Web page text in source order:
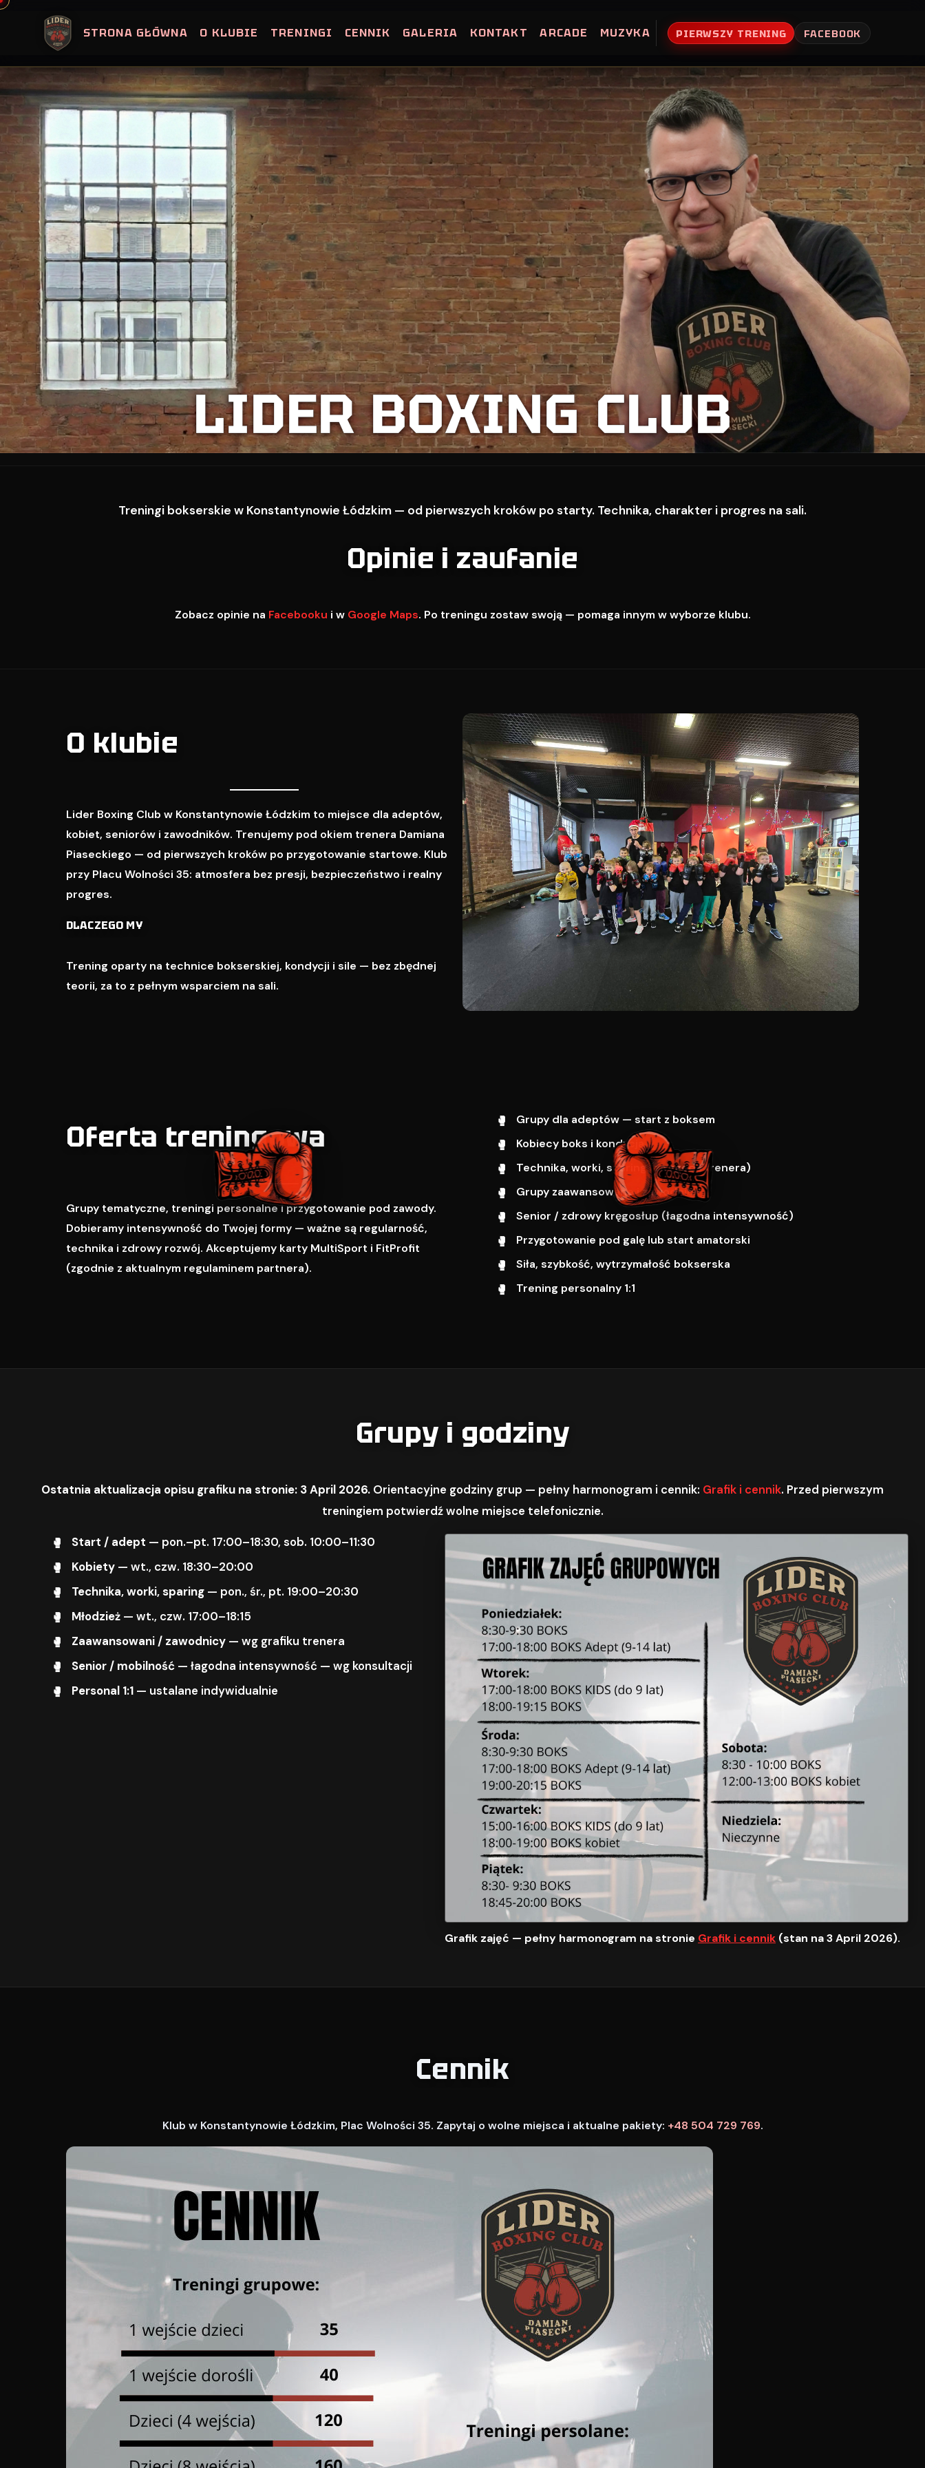
Skip
STRONA GŁÓWNA O KLUBIE TRENINGI CENNIK GALERIA KONTAKT ARCADE MUZYKA PIERWSZY TRENING FACEBOOK
LIDER BOXING CLUB
Treningi bokserskie w Konstantynowie Łódzkim — od pierwszych kroków po starty. Technika, charakter i progres na sali.
Opinie i zaufanie
Zobacz opinie na Facebooku i w Google Maps. Po treningu zostaw swoją — pomaga innym w wyborze klubu.
O klubie
Lider Boxing Club w Konstantynowie Łódzkim to miejsce dla adeptów,
kobiet, seniorów i zawodników. Trenujemy pod okiem trenera Damiana
Piaseckiego — od pierwszych kroków po przygotowanie startowe. Klub
przy Placu Wolności 35: atmosfera bez presji, bezpieczeństwo i realny
progres.
DLACZEGO MY
Trening oparty na technice bokserskiej, kondycji i sile — bez zbędnej
teorii, za to z pełnym wsparciem na sali.
Oferta treningowa
Grupy tematyczne, treningi personalne i przygotowanie pod zawody.
Dobieramy intensywność do Twojej formy — ważne są regularność,
technika i zdrowy rozwój. Akceptujemy karty MultiSport i FitProfit
(zgodnie z aktualnym regulaminem partnera).
Grupy dla adeptów — start z boksem
Kobiecy boks i kondycja
Technika, worki, sparing (za zgodą trenera)
Grupy zaawansowane i zawodnicy
Senior / zdrowy kręgosłup (łagodna intensywność)
Przygotowanie pod galę lub start amatorski
Siła, szybkość, wytrzymałość bokserska
Trening personalny 1:1
Grupy i godziny
Ostatnia aktualizacja opisu grafiku na stronie: 3 April 2026. Orientacyjne godziny grup — pełny harmonogram i cennik: Grafik i cennik. Przed pierwszym
treningiem potwierdź wolne miejsce telefonicznie.
Start / adept — pon.–pt. 17:00–18:30, sob. 10:00–11:30
Kobiety — wt., czw. 18:30–20:00
Technika, worki, sparing — pon., śr., pt. 19:00–20:30
Młodzież — wt., czw. 17:00–18:15
Zaawansowani / zawodnicy — wg grafiku trenera
Senior / mobilność — łagodna intensywność — wg konsultacji
Personal 1:1 — ustalane indywidualnie
Grafik zajęć — pełny harmonogram na stronie Grafik i cennik (stan na 3 April 2026).
Cennik
Klub w Konstantynowie Łódzkim, Plac Wolności 35. Zapytaj o wolne miejsca i aktualne pakiety: +48 504 729 769.